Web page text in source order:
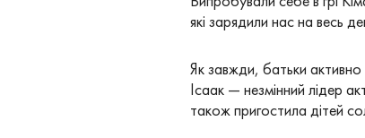
які зарядили нас на весь
Як завжди, батьки
Ісаак — незмінний лідер
також пригостила дітей